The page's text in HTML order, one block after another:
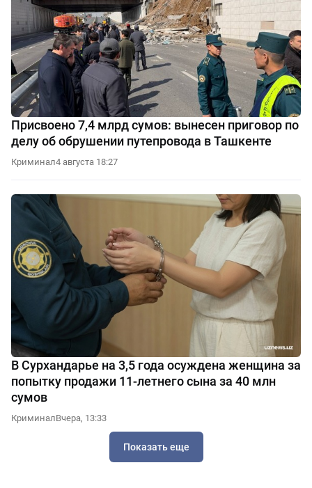
Присвоено 7,4 млрд сумов: вынесен приговор по
делу об обрушении путепровода в Ташкенте
Криминал4 августа 18:27
В Сурхандарье на 3,5 года осуждена женщина за
попытку продажи 11-летнего сына за 40 млн
сумов
КриминалВчера, 13:33
Показать еще